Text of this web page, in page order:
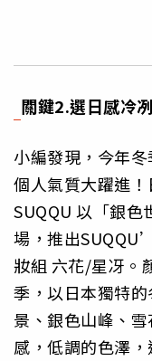
關鍵2.選日感冷
小編發現，今年
個人氣質大躍進
SUQQU 以「銀
場，推出
妝組 六花/星冴。
季，以日本獨特
景、銀色山峰、
感，低調的色澤